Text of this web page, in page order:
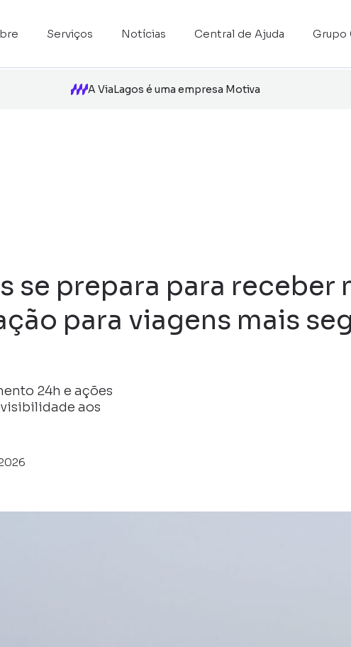
Serviços Notícias Central de Ajuda Grupo
A ViaLagos é uma empresa Motiva
se prepara para receber
para viagens mais
24h e ações
aos